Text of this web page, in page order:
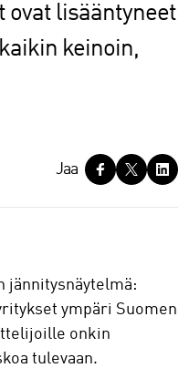
ovat lisääntyneet
keinoin,
Jaa
jännitysnäytelmä:
ympäri Suomen
onkin
tulevaan.